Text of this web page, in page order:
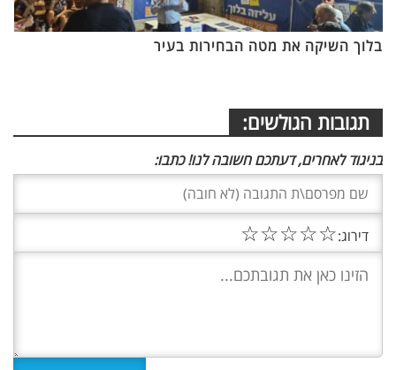
בלוך השיקה את מטה הבחירות בעיר
תגובות הגולשים:
בניגוד לאחרים, דעתכם חשובה לנו! כתבו:
דירוג:☆
☆
☆
☆
☆